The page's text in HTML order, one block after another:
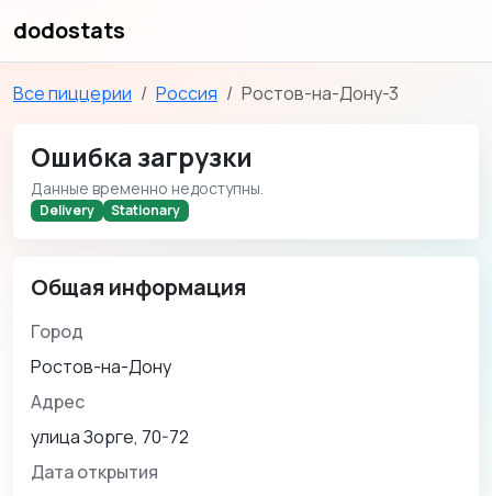
dodostats
Все пиццерии Россия Ростов-на-Дону-3
Ошибка загрузки
Данные временно недоступны.
Delivery Stationary
Общая информация
Город
Ростов-на-Дону
Адрес
улица Зорге, 70-72
Дата открытия